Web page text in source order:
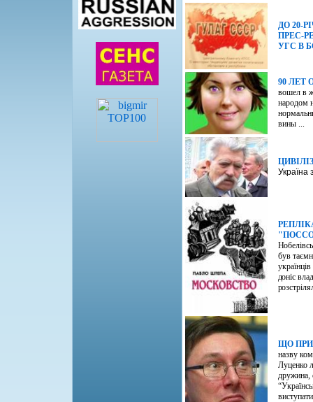
ДО 20-
ПРЕС-
УГС В
90 ЛЕТ
вошел в
народом
вины ...
Україна
"
був
українців
доніс
ЩО
назву
Луценко
дружина,